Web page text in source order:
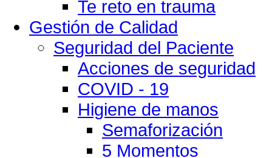
Te reto en trauma
Gestión de Calidad
Seguridad del Paciente
Acciones de seguridad
COVID - 19
Higiene de manos
Semaforización
5 Momentos